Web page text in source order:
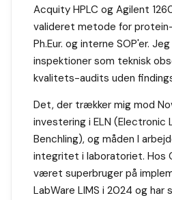
Acquity HPLC og Agilent
valideret metode for
Ph.Eur. og interne SOP'er.
inspektioner som teknisk
kvalitets-audits uden
Det, der trækker mig mod
investering i ELN (Electronic
Benchling), og måden I
integritet i laboratoriet. Hos
været superbruger på
LabWare LIMS i 2024 og har